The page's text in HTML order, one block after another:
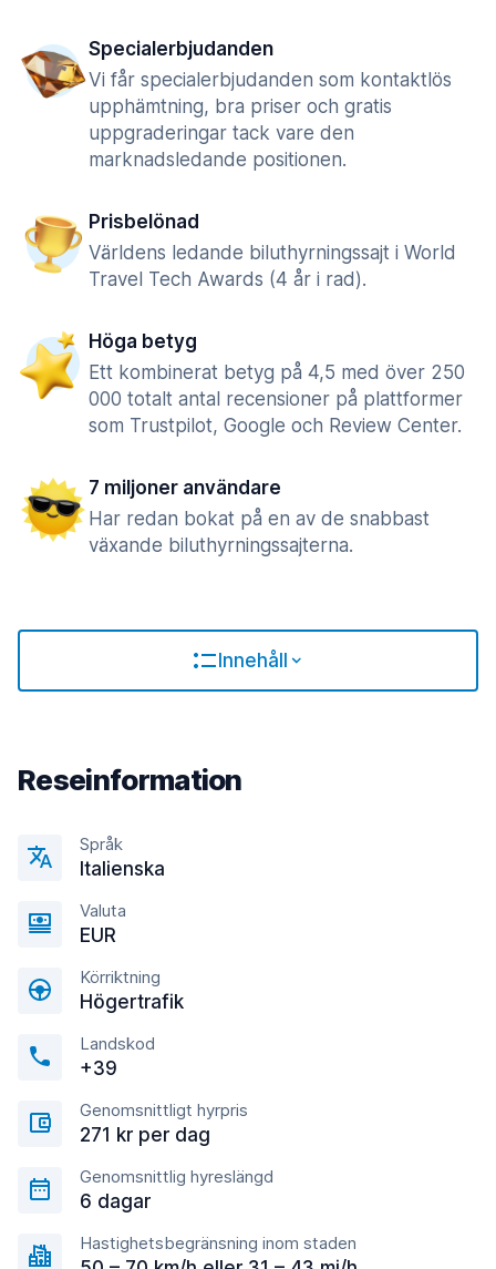
Specialerbjudanden
Vi får specialerbjudanden som kontaktlös
upphämtning, bra priser och gratis
uppgraderingar tack vare den
marknadsledande positionen.
Prisbelönad
Världens ledande biluthyrningssajt i World
Travel Tech Awards (4 år i rad).
Höga betyg
Ett kombinerat betyg på 4,5 med över 250
000 totalt antal recensioner på plattformer
som Trustpilot, Google och Review Center.
7 miljoner användare
Har redan bokat på en av de snabbast
växande biluthyrningssajterna.
Innehåll
Reseinformation
Språk
Italienska
Valuta
EUR
Körriktning
Högertrafik
Landskod
+39
Genomsnittligt hyrpris
271 kr per dag
Genomsnittlig hyreslängd
6 dagar
Hastighetsbegränsning inom staden